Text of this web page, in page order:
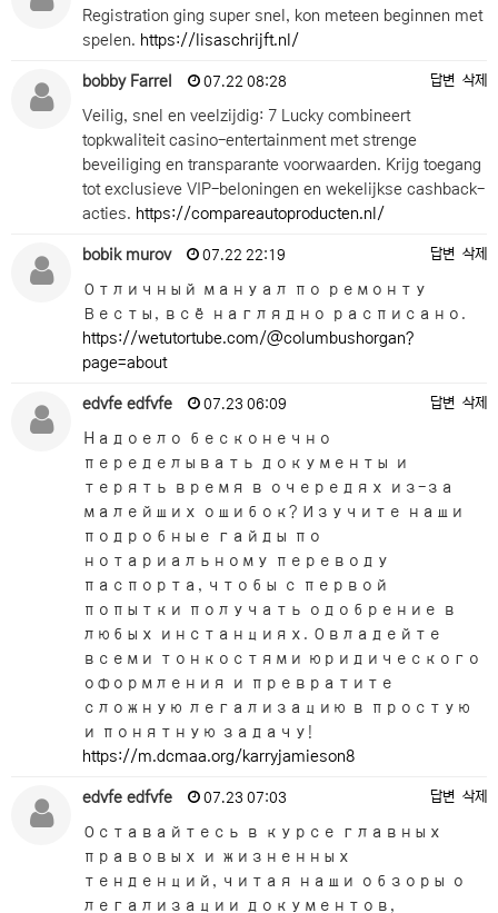
Registration ging super snel, kon meteen beginnen met
spelen. https://lisaschrijft.nl/
bobby Farrel 07.22 08:28 답변 삭제
Veilig, snel en veelzijdig: 7 Lucky combineert
topkwaliteit casino-entertainment met strenge
beveiliging en transparante voorwaarden. Krijg toegang
tot exclusieve VIP-beloningen en wekelijkse cashback-
acties. https://compareautoproducten.nl/
bobik murov 07.22 22:19 답변 삭제
Отличный мануал по ремонту
Весты, всё наглядно расписано.
https://wetutortube.com/@columbushorgan?
page=about
edvfe edfvfe 07.23 06:09 답변 삭제
Надоело бесконечно
переделывать документы и
терять время в очередях из-за
малейших ошибок? Изучите наши
подробные гайды по
нотариальному переводу
паспорта, чтобы с первой
попытки получать одобрение в
любых инстанциях. Овладейте
всеми тонкостями юридического
оформления и превратите
сложную легализацию в простую
и понятную задачу!
https://m.dcmaa.org/karryjamieson8
edvfe edfvfe 07.23 07:03 답변 삭제
Оставайтесь в курсе главных
правовых и жизненных
тенденций, читая наши обзоры о
легализации документов,